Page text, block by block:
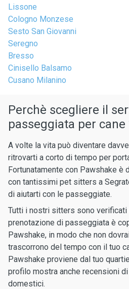
Lissone
Cologno Monzese
Sesto San Giovanni
Seregno
Bresso
Cinisello Balsamo
Cusano Milanino
Perchè scegliere il
passeggiata per cane
A volte la vita può diventare
ritrovarti a corto di tempo per
Fortunatamente con Pawshake è
con tantissimi pet sitters a
di aiutarti con le passeggiate.
Tutti i nostri sitters sono
prenotazione di passeggiata è
Pawshake, in modo che non
trascorrono del tempo con il tuo
Pawshake proviene dal tuo
profilo mostra anche recensioni
domestici.